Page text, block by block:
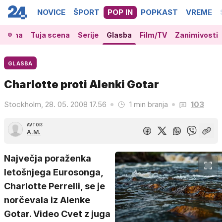
NOVICE ŠPORT POP IN POPKAST VREME
Tuja scena Serije Glasba Film/TV Zanimivosti
GLASBA
Charlotte proti Alenki Gotar
Stockholm, 28. 05. 2008 17.56 1 min branja 103
AVTOR:
A.M.
Največja poraženka
letošnjega Eurosonga,
Charlotte Perrelli, se je
norčevala iz Alenke
Gotar. Video Cvet z juga